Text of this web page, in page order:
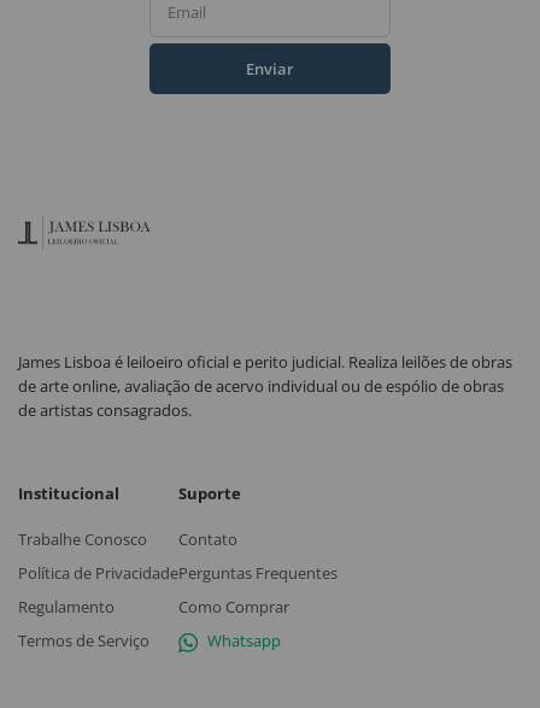
Email
Enviar
James Lisboa é leiloeiro oficial e perito judicial. Realiza leilões de obras
de arte online, avaliação de acervo individual ou de espólio de obras
de artistas consagrados.
Institucional
Trabalhe Conosco
Política de Privacidade
Regulamento
Termos de Serviço
Suporte
Contato
Perguntas Frequentes
Como Comprar
Whatsapp